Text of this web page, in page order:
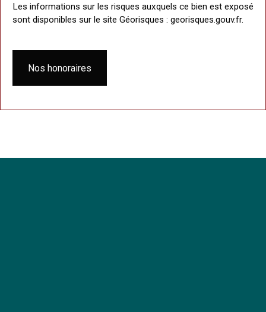
Les informations sur les risques auxquels ce bien est exposé
sont disponibles sur le site Géorisques : georisques.gouv.fr.
Nos honoraires